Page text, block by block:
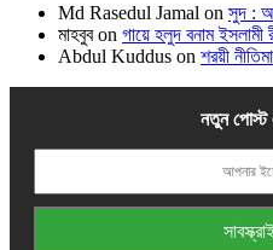
Md Rasedul Jamal on সুদ :
মাহবুবon গায়ে হলুদ বনাম ইসলামী
Abdul Kuddus on শরয়ী
নতুন পোস্ট